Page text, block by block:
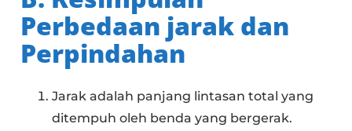
Perbedaan jarak dan
Perpindahan
Jarak adalah panjang lintasan total yang
ditempuh oleh benda yang bergerak.